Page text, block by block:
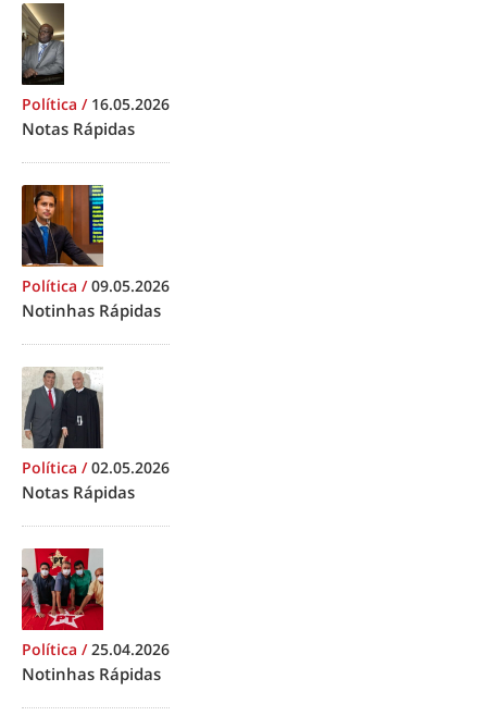
Política / 16.05.2026
Notas Rápidas
Política /09.05.2026
Notinhas Rápidas
Política /02.05.2026
Notas Rápidas
Política /25.04.2026
Notinhas Rápidas